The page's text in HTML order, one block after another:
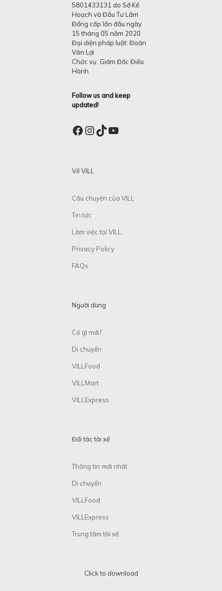
5801433131 do Sở Kế
Hoạch và Đầu Tư Lâm
Đồng cấp lần đầu ngày
15 tháng 05 năm 2020
Đại diện pháp luật: Đoàn
Văn Lợi
Chức vụ: Giám Đốc Điều
Hành
Follow us and keep
updated!
Facebook
Instagram
TikTok
YouTube
Về VILL
Câu chuyện của VILL
Tin tức
Làm việc tại VILL
Privacy Policy
FAQs
Người dùng
Có gì mới?
Di chuyển
VILLFood
VILLMart
VILLExpress
Đối tác tài xế
Thông tin mới nhất
Di chuyển
VILLFood
VILLExpress
Trung tâm tài xế
Click to download